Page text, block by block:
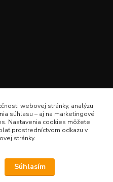
webovej stránky, analýzu
súhlasu – aj na marketingové
Nastavenia cookies môžete
prostredníctvom odkazu v
stránky.
Súhlasím